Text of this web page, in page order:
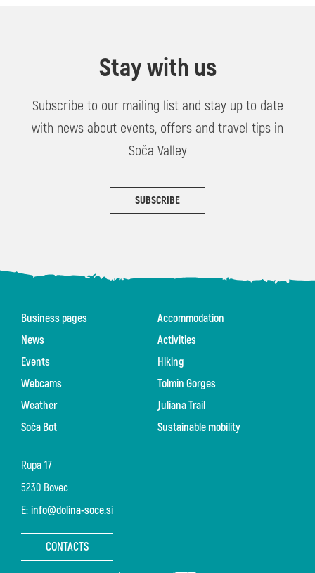
Stay with us
Subscribe to our mailing list and stay up to date
with news about events, offers and travel tips in
Soča Valley
SUBSCRIBE
Rupa 17
5230 Bovec
E: info@dolina-soce.si
CONTACTS
Business pages
News
Events
Webcams
Weather
Soča Bot
Accommodation
Activities
Hiking
Tolmin Gorges
Juliana Trail
Sustainable mobility